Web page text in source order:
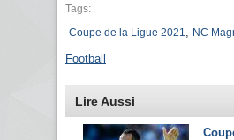
Tags:
Coupe de la Ligue 2021
NC
Football
Lire Aussi